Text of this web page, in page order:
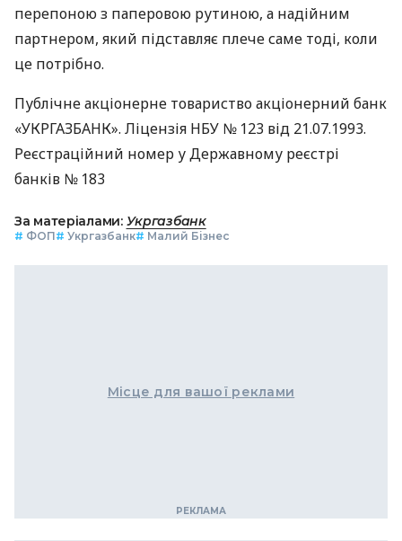
перепоною з паперовою рутиною, а надійним
партнером, який підставляє плече саме тоді, коли
це потрібно.
Публічне акціонерне товариство акціонерний банк
«УКРГАЗБАНК». Ліцензія НБУ № 123 від 21.07.1993.
Реєстраційний номер у Державному реєстрі
банків № 183
За матеріалами: Укргазбанк
# ФОП# Укргазбанк# Малий Бізнес
Місце для вашої реклами